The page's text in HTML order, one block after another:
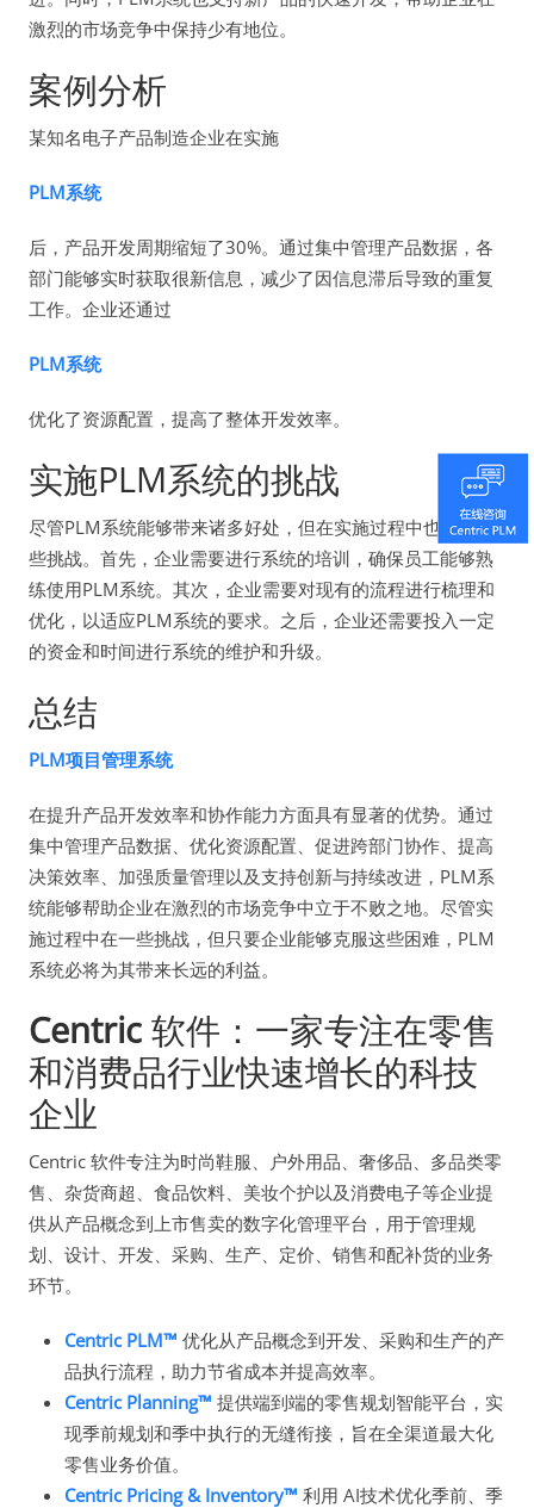
激烈的市场竞争中保持少有地位。
案例分析
某知名电子产品制造企业在实施
PLM系统
后，产品开发周期缩短了30%。通过集中管理产品数据，各
部门能够实时获取很新信息，减少了因信息滞后导致的重复
工作。企业还通过
PLM系统
优化了资源配置，提高了整体开发效率。
实施PLM系统的挑战
尽管PLM系统能够带来诸多好处，但在实施过程中也面临一
些挑战。首先，企业需要进行系统的培训，确保员工能够熟
练使用PLM系统。其次，企业需要对现有的流程进行梳理和
优化，以适应PLM系统的要求。之后，企业还需要投入一定
的资金和时间进行系统的维护和升级。
总结
PLM项目管理系统
在提升产品开发效率和协作能力方面具有显著的优势。通过
集中管理产品数据、优化资源配置、促进跨部门协作、提高
决策效率、加强质量管理以及支持创新与持续改进，PLM系
统能够帮助企业在激烈的市场竞争中立于不败之地。尽管实
施过程中在一些挑战，但只要企业能够克服这些困难，PLM
系统必将为其带来长远的利益。
Centric 软件：一家专注在零售
和消费品行业快速增长的科技
企业
Centric 软件专注为时尚鞋服、户外用品、奢侈品、多品类零
售、杂货商超、食品饮料、美妆个护以及消费电子等企业提
供从产品概念到上市售卖的数字化管理平台，用于管理规
划、设计、开发、采购、生产、定价、销售和配补货的业务
环节。
Centric PLM™ 优化从产品概念到开发、采购和生产的产
品执行流程，助力节省成本并提高效率。
Centric Planning™ 提供端到端的零售规划智能平台，实
现季前规划和季中执行的无缝衔接，旨在全渠道最大化
零售业务价值。
Centric Pricing & Inventory™ 利用 AI技术优化季前、季